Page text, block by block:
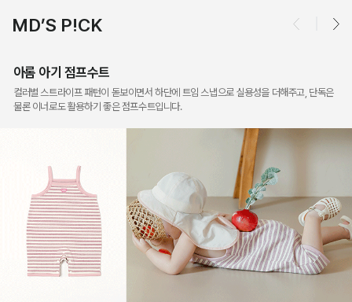
MD’S P!CK
아롬 아기 점프수트
컬러별 스트라이프 패턴이 돋보이면서 하단에 트임 스냅으로 실용성을 더해주고, 단독은
물론 이너로도 활용하기 좋은 점프수트입니다.